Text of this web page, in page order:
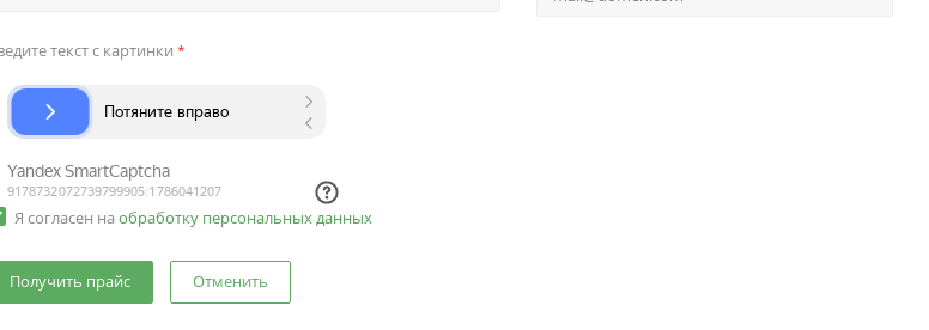
текст с картинки *
Я согласен на обработку персональных данных
Отменить